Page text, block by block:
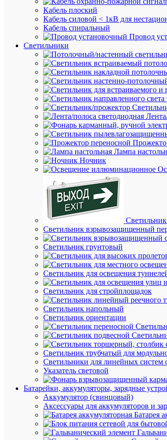
Кабель плоский
Кабель силовой < 1кВ для
Кабель спиральный
Провод
Светильники
Лампа
Ночник
Светильник взрывозащищенный
Светильник грунтовый
Светильник для освещения
Светильник для стройплощадок
Светильник напольный
Светильник ориентации
Светильник трубчатый для
Светильники для линейных систем
Указатель световой
Батарейки, аккумуляторы, зарядные
Аккумулятор (свинцовый)
Аксессуары для аккумуляторов и
Батарея